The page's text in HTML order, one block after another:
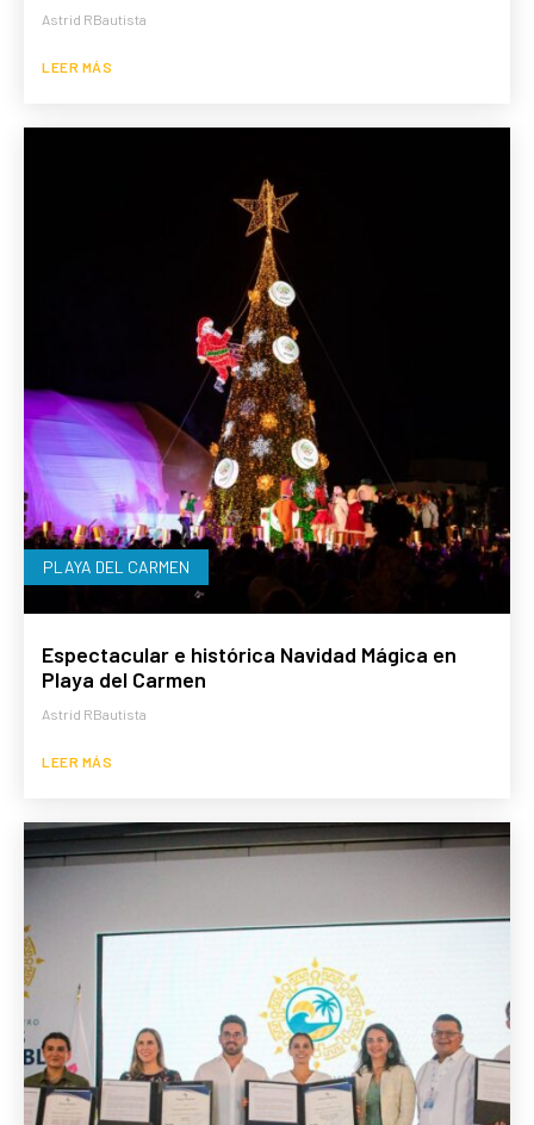
Astrid RBautista
LEER MÁS
PLAYA DEL CARMEN
Espectacular e histórica Navidad Mágica en
Playa del Carmen
Astrid RBautista
LEER MÁS